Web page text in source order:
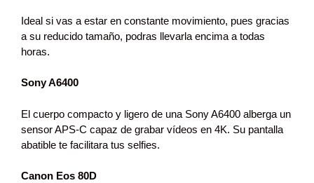
Ideal si vas a estar en constante movimiento, pues gracias
a su reducido tamaño, podras llevarla encima a todas
horas.
Sony A6400
El cuerpo compacto y ligero de una Sony A6400 alberga un
sensor APS-C capaz de grabar vídeos en 4K. Su pantalla
abatible te facilitara tus selfies.
Canon Eos 80D